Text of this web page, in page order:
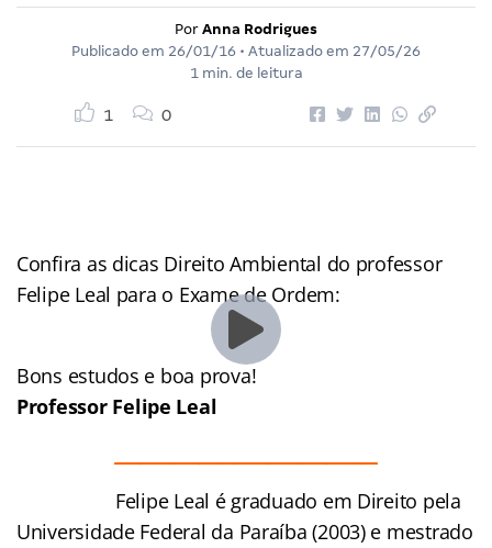
Por Anna Rodrigues
Publicado em 26/01/16 • Atualizado em 27/05/26
1 min. de leitura
1 0
Confira as dicas Direito Ambiental do professor
Felipe Leal para o Exame de Ordem:
Bons estudos e boa prova!
Professor Felipe Leal
Felipe Leal é graduado em Direito pela
Universidade Federal da Paraíba (2003) e mestrado